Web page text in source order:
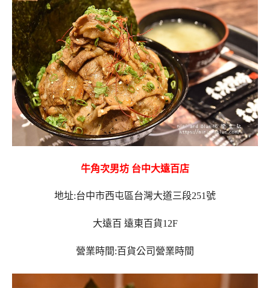
牛角次男坊 台中大遠百店
地址:台中市西屯區台灣大道三段251號
大遠百 遠東百貨12F
營業時間:百貨公司營業時間